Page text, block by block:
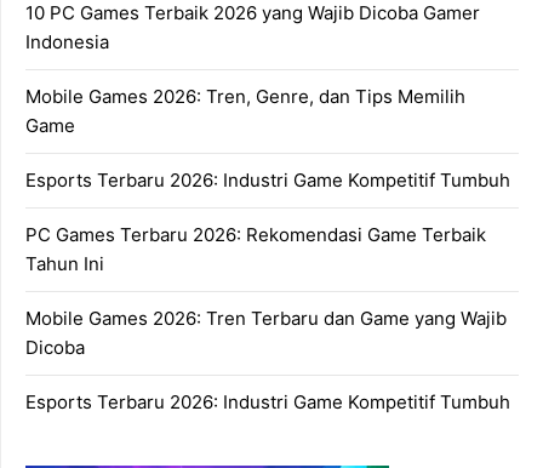
10 PC Games Terbaik 2026 yang Wajib Dicoba Gamer
Indonesia
Mobile Games 2026: Tren, Genre, dan Tips Memilih
Game
Esports Terbaru 2026: Industri Game Kompetitif Tumbuh
PC Games Terbaru 2026: Rekomendasi Game Terbaik
Tahun Ini
Mobile Games 2026: Tren Terbaru dan Game yang Wajib
Dicoba
Esports Terbaru 2026: Industri Game Kompetitif Tumbuh